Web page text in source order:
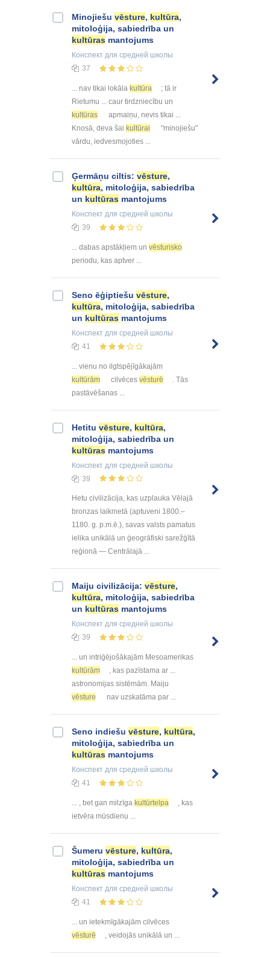
Minojiešu vēsture, kultūra,
mitoloģija, sabiedrība un
kultūras mantojums
Конспект для средней школы
37
... nav tikai lokāla kultūra
; tā ir
Rietumu ... caur tirdzniecību un
kultūras
apmaiņu, nevis tikai ...
Knosā, deva šai kultūrai
"minojiešu"
vārdu, iedvesmojoties ...
Ģermāņu ciltis: vēsture,
kultūra, mitoloģija, sabiedrība
un kultūras mantojums
Конспект для средней школы
39
... dabas apstākļiem un vēsturisko
periodu, kas aptver ...
Seno ēģiptiešu vēsture,
kultūra, mitoloģija, sabiedrība
un kultūras mantojums
Конспект для средней школы
41
... vienu no ilgtspējīgākajām
kultūrām
cilvēces vēsturē
. Tās
pastāvēšanas ...
Hetitu vēsture, kultūra,
mitoloģija, sabiedrība un
kultūras mantojums
Конспект для средней школы
39
Hetu civilizācija, kas uzplauka Vēlajā
bronzas laikmetā (aptuveni 1800.–
1180. g. p.m.ē.), savas valsts pamatus
ielika unikālā un ģeogrāfiski sarežģītā
reģionā — Centrālajā ...
Maiju civilizācija: vēsture,
kultūra, mitoloģija, sabiedrība
un kultūras mantojums
Конспект для средней школы
39
... un intriģējošākajām Mesoamerikas
kultūrām
, kas pazīstama ar ...
astronomijas sistēmām. Maiju
vēsture
nav uzskatāma par ...
Seno indiešu vēsture, kultūra,
mitoloģija, sabiedrība un
kultūras mantojums
Конспект для средней школы
41
... , bet gan milzīga kultūrtelpa
, kas
ietvēra mūsdienu ...
Šumeru vēsture, kultūra,
mitoloģija, sabiedrība un
kultūras mantojums
Конспект для средней школы
41
... un ietekmīgākajām cilvēces
vēsturē
, veidojās unikālā un ...